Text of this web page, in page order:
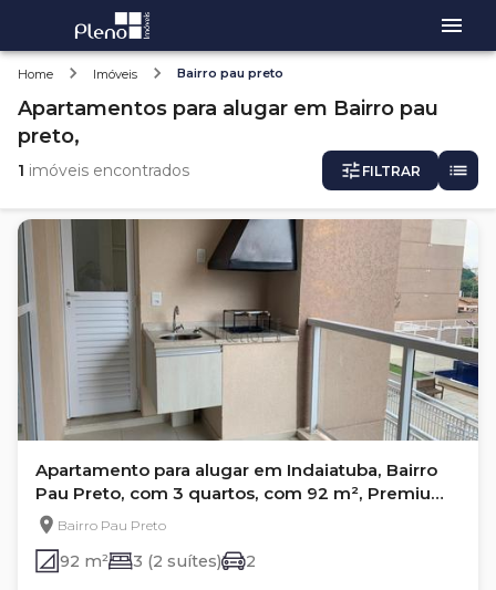
Home Imóveis Bairro pau preto
Apartamentos para alugar em Bairro pau
preto,
1 imóveis encontrados FILTRAR
Apartamento para alugar em Indaiatuba, Bairro
Pau Preto, com 3 quartos, com 92 m², Premium
Residence
Bairro Pau Preto
92 m² 3 (2 suítes) 2